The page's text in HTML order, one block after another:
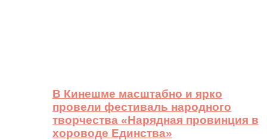
В Кинешме масштабно и ярко
провели фестиваль народного
творчества «Нарядная провинция в
хороводе Единства»